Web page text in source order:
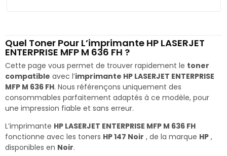
Quel Toner Pour L’imprimante HP LASERJET
ENTERPRISE MFP M 636 FH ?
Cette page vous permet de trouver rapidement le toner
compatible avec l’imprimante HP LASERJET ENTERPRISE
MFP M 636 FH. Nous référençons uniquement des
consommables parfaitement adaptés à ce modèle, pour
une impression fiable et sans erreur.
L’imprimante HP LASERJET ENTERPRISE MFP M 636 FH
fonctionne avec les toners HP 147 Noir , de la marque HP ,
disponibles en Noir.